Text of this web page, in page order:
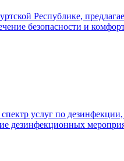
Республике,
безопасности и
услуг по
дезинфекционных